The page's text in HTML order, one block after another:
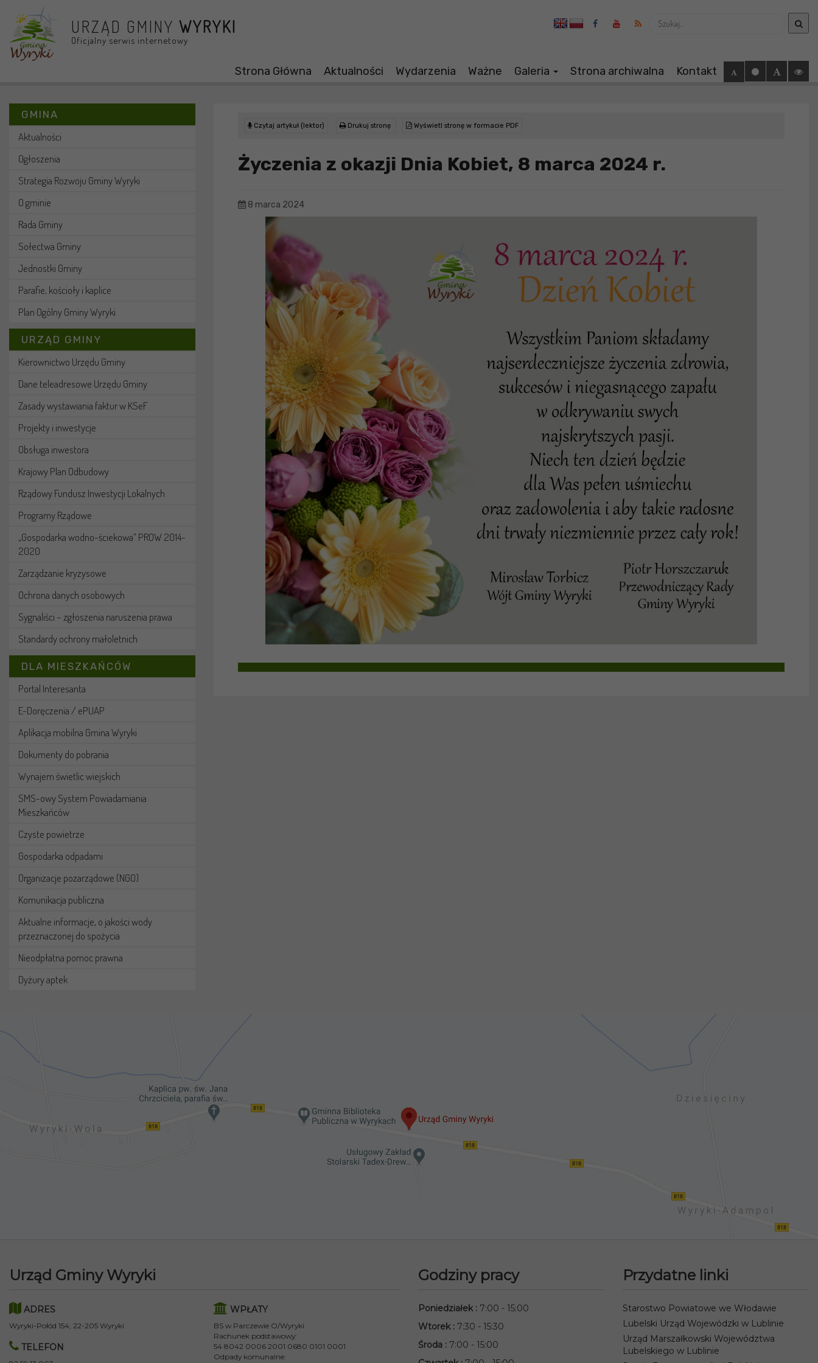
URZĄD GMINY WYRYKI
Oficjalny serwis internetowy
Wyszukaj
Strona Główna Aktualności Wydarzenia Ważne Galeria Strona archiwalna Kontakt
GMINA
Aktualności
Ogłoszenia
Strategia Rozwoju Gminy Wyryki
O gminie
Rada Gminy
Sołectwa Gminy
Jednostki Gminy
Parafie, kościoły i kaplice
Plan Ogólny Gminy Wyryki
URZĄD GMINY
Kierownictwo Urzędu Gminy
Dane teleadresowe Urzędu Gminy
Zasady wystawiania faktur w KSeF
Projekty i inwestycje
Obsługa inwestora
Krajowy Plan Odbudowy
Rządowy Fundusz Inwestycji Lokalnych
Programy Rządowe
„Gospodarka wodno-ściekowa” PROW 2014-
2020
Zarządzanie kryzysowe
Ochrona danych osobowych
Sygnaliści – zgłoszenia naruszenia prawa
Standardy ochrony małoletnich
DLA MIESZKAŃCÓW
Portal Interesanta
E-Doręczenia / ePUAP
Aplikacja mobilna Gmina Wyryki
Dokumenty do pobrania
Wynajem świetlic wiejskich
SMS-owy System Powiadamiania
Mieszkańców
Czyste powietrze
Gospodarka odpadami
Organizacje pozarządowe (NGO)
Komunikacja publiczna
Aktualne informacje, o jakości wody
przeznaczonej do spożycia
Nieodpłatna pomoc prawna
Dyżury aptek
Czytaj artykuł (lektor) Drukuj stronę Wyświetl stronę w formacie PDF
Życzenia z okazji Dnia Kobiet, 8 marca 2024 r.
8 marca 2024
Urząd Gminy Wyryki
ADRES
Wyryki-Połód 154, 22-205 Wyryki
TELEFON
WPŁATY
BS w Parczewie O/Wyryki
Rachunek podstawowy:
54 8042 0006 2001 0680 0101 0001
Odpady komunalne:
Godziny pracy
Poniedziałek: 7:00 - 15:00
Wtorek: 7:30 - 15:30
Środa : 7:00 - 15:00
Przydatne linki
Starostwo Powiatowe we Włodawie
Lubelski Urząd Wojewódzki w Lublinie
Urząd Marszałkowski Województwa
Lubelskiego w Lublinie